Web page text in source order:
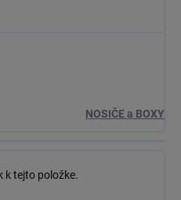
NOSIČE a BOXY
k tejto položke.